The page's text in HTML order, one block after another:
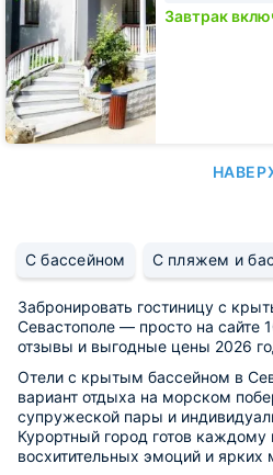
Завтрак
С бассейном С пляжем и
Забронировать гостиницу с
Севастополе — просто на сайте
отзывы и выгодные цены 2026
Отели с крытым бассейном в
вариант отдыха на морском
супружеской пары и
Курортный город готов каждому
восхитительных эмоций и ярких